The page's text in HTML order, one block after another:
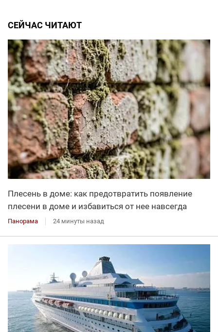
СЕЙЧАС ЧИТАЮТ
Плесень в доме: как предотвратить появление
плесени в доме и избавиться от нее навсегда
Панорама 24 минуты назад